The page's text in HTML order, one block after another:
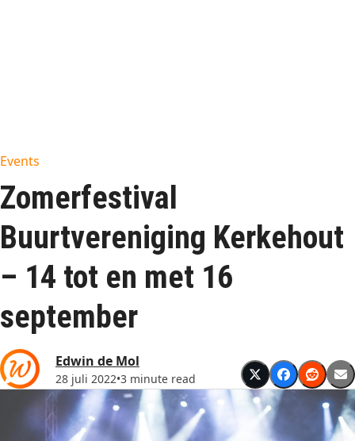
Events
Zomerfestival
Buurtvereniging Kerkehout
– 14 tot en met 16
september
Edwin de Mol
28 juli 2022•3 minute read